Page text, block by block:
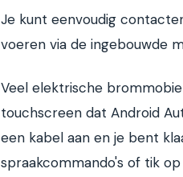
Je kunt eenvoudig
voeren via de ingebouwde
Veel elektrische
touchscreen dat Android
een kabel aan en je bent
spraakcommando's of tik